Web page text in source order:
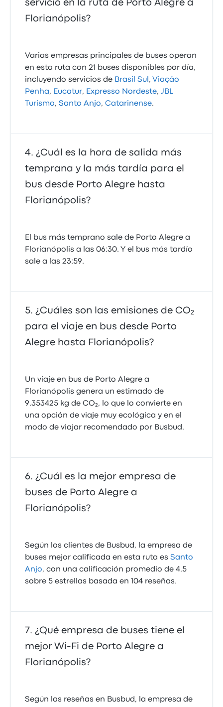
servicio en la ruta de Porto Alegre a
Florianópolis?
Varias empresas principales de buses operan
en esta ruta con 21 buses disponibles por día,
incluyendo servicios de Brasil Sul , Viação
Penha, Eucatur, Expresso Nordeste,JBL
Turismo,Santo Anjo,Catarinense.
¿Cuál es la hora de salida más
temprana y la más tardía para el
bus desde Porto Alegre hasta
Florianópolis?
El bus más temprano sale de Porto Alegre a
Florianópolis a las 06:30. Y el bus más tardío
sale a las 23:59.
¿Cuáles son las emisiones de CO₂
para el viaje en bus desde Porto
Alegre hasta Florianópolis?
Un viaje en bus de Porto Alegre a
Florianópolis genera un estimado de
9.353425 kg de CO₂, lo que lo convierte en
una opción de viaje muy ecológica y en el
modo de viajar recomendado por Busbud.
¿Cuál es la mejor empresa de
buses de Porto Alegre a
Florianópolis?
Según los clientes de Busbud, la empresa de
buses mejor calificada en esta ruta esSanto
Anjo, con una calificación promedio de 4.5
sobre 5 estrellas basada en 104 reseñas.
¿Qué empresa de buses tiene el
mejor Wi-Fi de Porto Alegre a
Florianópolis?
Según las reseñas en Busbud, la empresa de